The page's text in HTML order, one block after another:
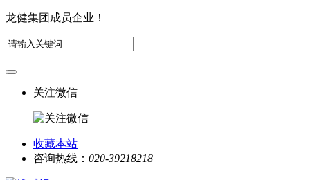
龙健集团成员企业！
关注微信
收藏本站
咨询热线： 020-39218218